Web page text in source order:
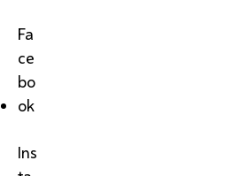
Fa
ce
bo
ok
Ins